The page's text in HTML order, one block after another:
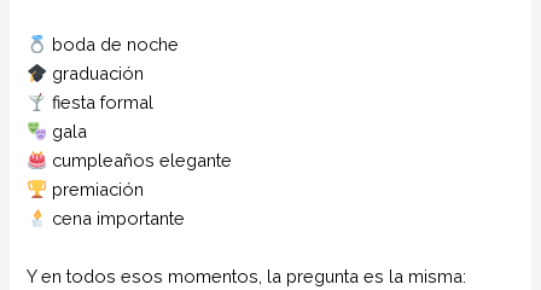
boda de noche
graduación
fiesta formal
gala
cumpleaños elegante
premiación
cena importante
Y en todos esos momentos, la pregunta es la misma: